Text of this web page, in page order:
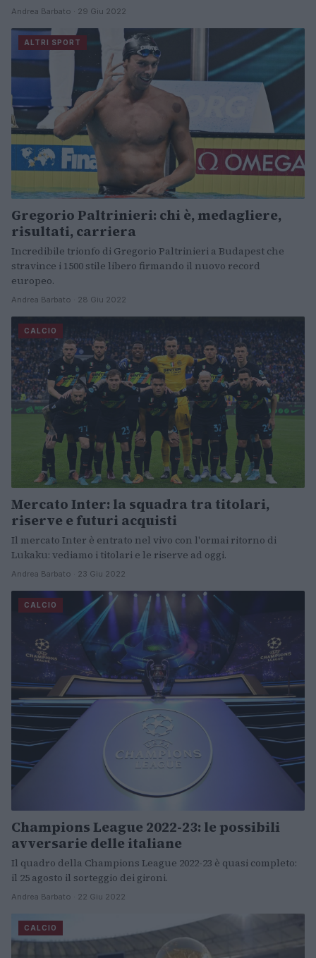
Andrea Barbato · 29 Giu 2022
ALTRI SPORT
Gregorio Paltrinieri: chi è, medagliere,
risultati, carriera
Incredibile trionfo di Gregorio Paltrinieri a Budapest che
stravince i 1500 stile libero firmando il nuovo record
europeo.
Andrea Barbato · 28 Giu 2022
CALCIO
Mercato Inter: la squadra tra titolari,
riserve e futuri acquisti
Il mercato Inter è entrato nel vivo con l'ormai ritorno di
Lukaku: vediamo i titolari e le riserve ad oggi.
Andrea Barbato · 23 Giu 2022
CALCIO
Champions League 2022-23: le possibili
avversarie delle italiane
Il quadro della Champions League 2022-23 è quasi completo:
il 25 agosto il sorteggio dei gironi.
Andrea Barbato · 22 Giu 2022
CALCIO